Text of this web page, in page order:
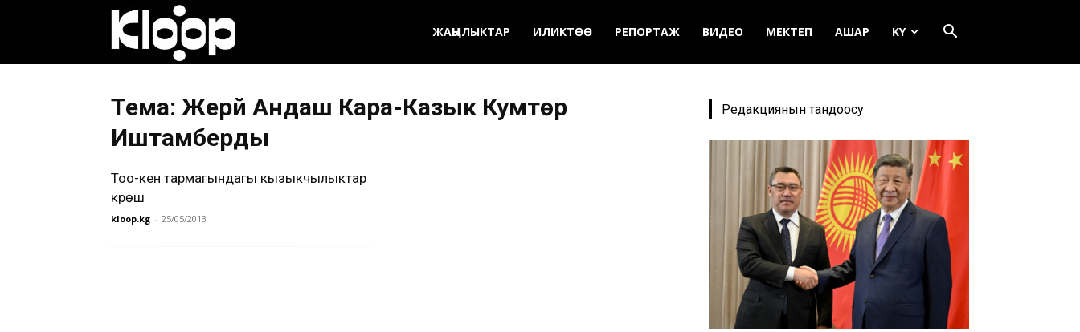
кыргызча
ЖАҢЫЛЫКТАР ИЛИКТӨӨ РЕПОРТАЖ ВИДЕО МЕКТЕП АШАР KY
Тема: Жерүй Андаш Кара-Казык Кумтөр
Иштамберды
Тоо-кен тармагындагы кызыкчылыктар
күрөшү
kloop.kg - 25/05/2013
Редакциянын тандоосу